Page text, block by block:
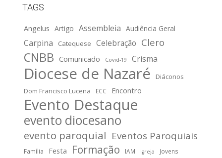
TAGS
Angelus Artigo Assembleia Audiência Geral
Carpina Catequese Celebração Clero
CNBB Comunicado Covid-19 Crisma
Diocese de Nazaré
Diáconos
Dom Francisco Lucena
ECC Encontro
Evento Destaque
evento diocesano
evento paroquial Eventos Paroquiais
Família Festa Formação IAM Igreja Jovens